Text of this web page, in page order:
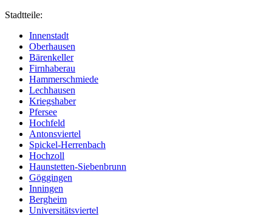
Stadtteile:
Innenstadt
Oberhausen
Bärenkeller
Firnhaberau
Hammerschmiede
Lechhausen
Kriegshaber
Pfersee
Hochfeld
Antonsviertel
Spickel-Herrenbach
Hochzoll
Haunstetten-Siebenbrunn
Göggingen
Inningen
Bergheim
Universitätsviertel